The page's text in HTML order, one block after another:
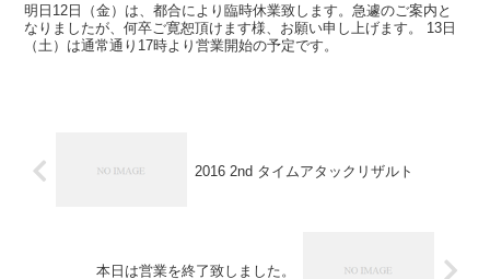
明日12日（金）は、都合により臨時休業致します。急遽のご案内と
なりましたが、何卒ご寛恕頂けます様、お願い申し上げます。 13日
（土）は通常通り17時より営業開始の予定です。
2016 2nd タイムアタックリザルト
本日は営業を終了致しました。